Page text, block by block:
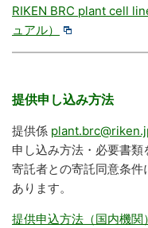
RIKEN BRC plant cell
ュアル）
提供申し込み方法
提供係
申し込み方法・必要書類
寄託者との寄託同意条
あります。
提供申込方法（国内機関）